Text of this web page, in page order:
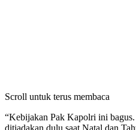
Scroll untuk terus membaca
“Kebijakan Pak Kapolri ini